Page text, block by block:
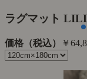
ラグマット
価格（税込） ￥